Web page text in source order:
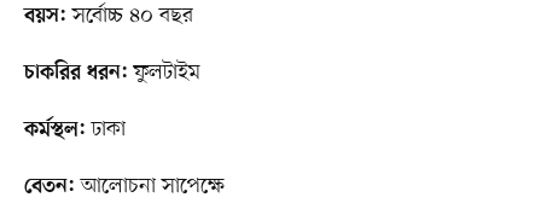
বয়স: সর্বোচ্চ ৪০ বছর
চাকরির ধরন: ফুলটাইম
কর্মস্থল: ঢাকা
বেতন: আলোচনা সাপেক্ষে